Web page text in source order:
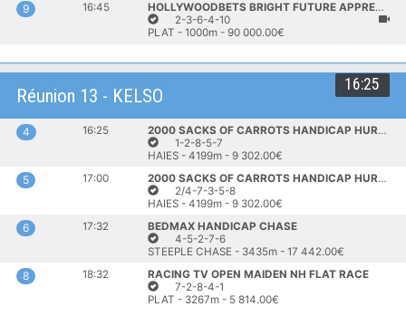
9 16:45
HOLLYWOODBETS BRIGHT FUTURE APPRENTICE D STAKES
2-3-6-4-10
PLAT - 1000m - 90 000.00€
16:25
Réunion 13 - KELSO
4 16:25
2000 SACKS OF CARROTS HANDICAP HURDLE (1ER PELOTON)
1-2-8-5-7
HAIES - 4199m - 9 302.00€
5 17:00
2000 SACKS OF CARROTS HANDICAP HURDLE (2EME PELOTON)
2/4-7-3-5-8
HAIES - 4199m - 9 302.00€
6 17:32
BEDMAX HANDICAP CHASE
4-5-2-7-6
STEEPLE CHASE - 3435m - 17 442.00€
8 18:32
RACING TV OPEN MAIDEN NH FLAT RACE
7-2-8-4-1
PLAT - 3267m - 5 814.00€